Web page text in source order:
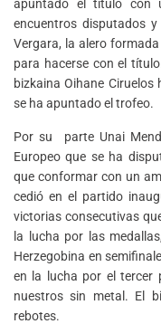
apuntado el título con
encuentros disputados
Vergara, la alero
para hacerse con el
bizkaina Oihane
se ha apuntado el trofeo.
Por su parte Unai
Europeo que se ha
que conformar con un
cedió en el partido
victorias consecutivas
la lucha por las
Herzegobina en
en la lucha por el tercer
nuestros sin metal. El
rebotes.